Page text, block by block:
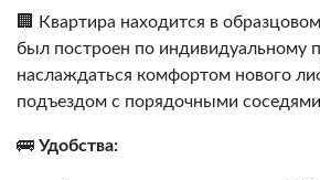
🏢 Квартира находится в
был построен по индивидуальному
наслаждаться комфортом нового
подъездом с порядочными
🚌 Удобства: